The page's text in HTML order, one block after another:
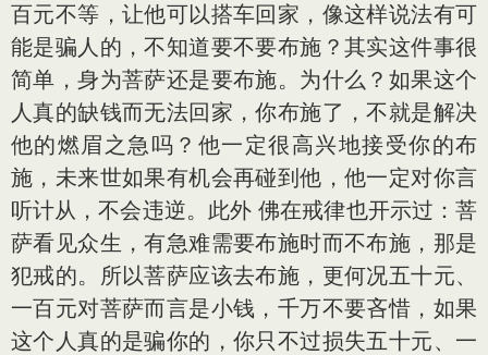
百元不等，让他可以搭车回家，像这样说法有可
能是骗人的，不知道要不要布施？其实这件事很
简单，身为菩萨还是要布施。为什么？如果这个
人真的缺钱而无法回家，你布施了，不就是解决
他的燃眉之急吗？他一定很高兴地接受你的布
施，未来世如果有机会再碰到他，他一定对你言
听计从，不会违逆。此外 佛在戒律也开示过：菩
萨看见众生，有急难需要布施时而不布施，那是
犯戒的。所以菩萨应该去布施，更何况五十元、
一百元对菩萨而言是小钱，千万不要吝惜，如果
这个人真的是骗你的，你只不过损失五十元、一